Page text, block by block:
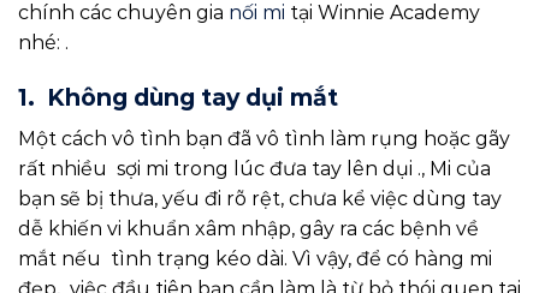
chính các chuyên gia nối mi tại Winnie Academy
nhé: .
1. Không dùng tay dụi mắt
Một cách vô tình bạn đã vô tình làm rụng hoặc gãy
rất nhiều sợi mi trong lúc đưa tay lên dụi ., Mi của
bạn sẽ bị thưa, yếu đi rõ rệt, chưa kể việc dùng tay
dễ khiến vi khuẩn xâm nhập, gây ra các bệnh về
mắt nếu tình trạng kéo dài. Vì vậy, để có hàng mi
đẹp, việc đầu tiên bạn cần làm là từ bỏ thói quen tai